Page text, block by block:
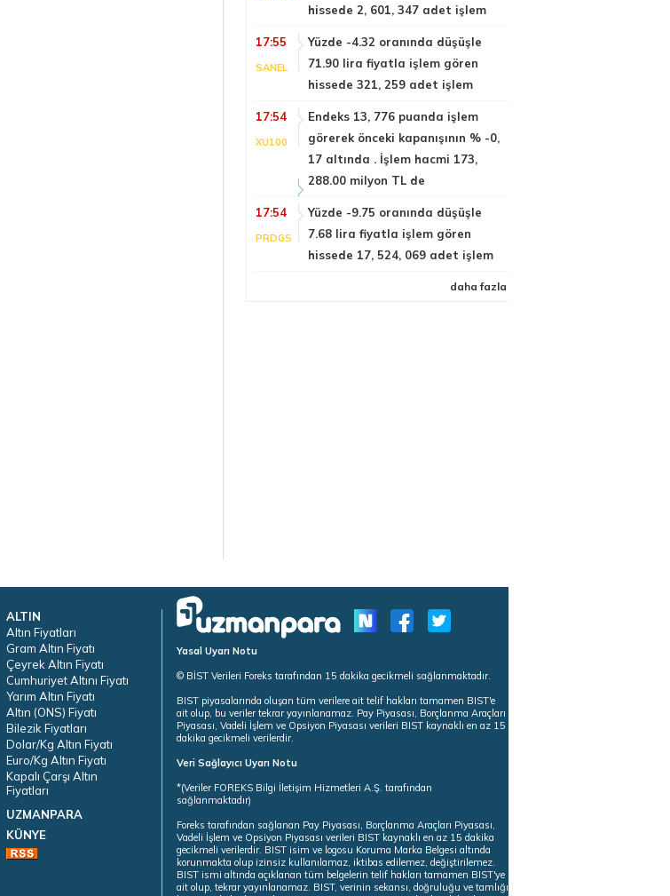
hissede 2, 601, 347 adet işlem
17:55
SANEL
Yüzde -4.32 oranında düşüşle
71.90 lira fiyatla işlem gören
hissede 321, 259 adet işlem
17:54
XU100
Endeks 13, 776 puanda işlem
görerek önceki kapanışının % -0,
17 altında . İşlem hacmi 173,
288.00 milyon TL de
17:54
PRDGS
Yüzde -9.75 oranında düşüşle
7.68 lira fiyatla işlem gören
hissede 17, 524, 069 adet işlem
daha fazla
ALTIN
Altın Fiyatları
Gram Altın Fiyatı
Çeyrek Altın Fiyatı
Cumhuriyet Altını Fiyatı
Yarım Altın Fiyatı
Altın (ONS) Fiyatı
Bilezik Fiyatları
Dolar/Kg Altın Fiyatı
Euro/Kg Altın Fiyatı
Kapalı Çarşı Altın
Fiyatları
UZMANPARA
KÜNYE
Yasal Uyarı Notu
© BİST Verileri Foreks tarafından 15 dakika gecikmeli sağlanmaktadır.
BIST piyasalarında oluşan tüm verilere ait telif hakları tamamen BIST'e
ait olup, bu veriler tekrar yayınlanamaz. Pay Piyasası, Borçlanma Araçları
Piyasası, Vadeli İşlem ve Opsiyon Piyasası verileri BIST kaynaklı en az 15
dakika gecikmeli verilerdir.
Veri Sağlayıcı Uyarı Notu
*(Veriler FOREKS Bilgi İletişim Hizmetleri A.Ş. tarafından
sağlanmaktadır)
Foreks tarafından sağlanan Pay Piyasası, Borçlanma Araçları Piyasası,
Vadeli İşlem ve Opsiyon Piyasası verileri BIST kaynaklı en az 15 dakika
gecikmeli verilerdir. BIST isim ve logosu Koruma Marka Belgesi altında
korunmakta olup izinsiz kullanılamaz, iktibas edilemez, değiştirilemez.
BIST ismi altında açıklanan tüm belgelerin telif hakları tamamen BIST'ye
ait olup, tekrar yayınlanamaz. BIST, verinin sekansı, doğruluğu ve tamlığı